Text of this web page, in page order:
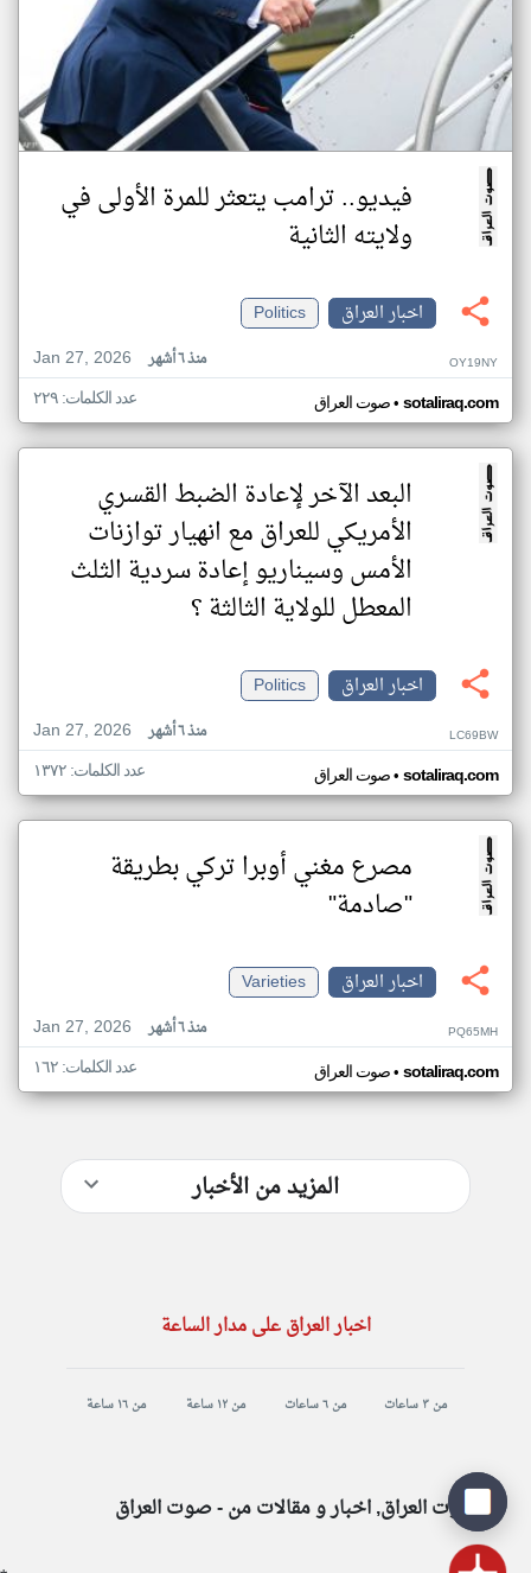
فيديو.. ترامب يتعثر للمرة الأولى في
ولايته الثانية
اخبار العراق
Politics
Jan 27, 2026
منذ ٦ أشهر OY19NY
صوت العراق• sotaliraq.com عدد الكلمات: ٢٢٩
البعد الآخر لإعادة الضبط القسري
الأمريكي للعراق مع انهيار توازنات
الأمس وسيناريو إعادة سردية الثلث
المعطل للولاية الثالثة ؟
اخبار العراق
Politics
Jan 27, 2026
منذ ٦ أشهر LC69BW
صوت العراق• sotaliraq.com عدد الكلمات: ١٣٧٢
مصرع مغني أوبرا تركي بطريقة
"صادمة"
اخبار العراق
Varieties
Jan 27, 2026
منذ ٦ أشهر PQ65MH
صوت العراق• sotaliraq.com عدد الكلمات: ١٦٢
المزيد من الأخبار
اخبار العراق على مدار الساعة
من ٣ ساعات من ٦ ساعات من ١٢ ساعة من ١٦ ساعة
صوت العراق, اخبار و مقالات من - صوت العراق